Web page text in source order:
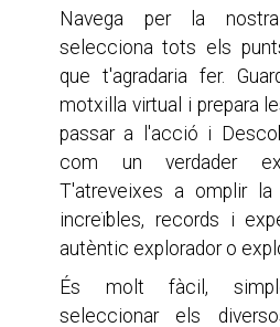
Navega per la
selecciona tots els
que t'agradaria fer.
motxilla virtual i prepara
passar a l'acció i
com un verdader
T'atreveixes a omplir
increïbles, records i
autèntic explorador o
És molt fàcil,
seleccionar els